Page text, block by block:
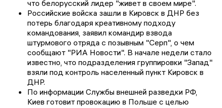
что белорусский лидер "живет в своем мире".
Российские войска зашли в Кировск в ДНР без
потерь благодаря креативному подходу
командования, заявил командир взвода
штурмового отряда с позывным "Серп", о чем
сообщают "РИА Новости". В начале недели стало
известно, что подразделения группировки "Запад"
взяли под контроль населенный пункт Кировск в
ДНР.
По информации Службы внешней разведки РФ,
Киев готовит провокацию в Польше с целью